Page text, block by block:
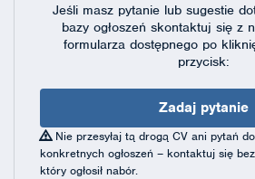
Jeśli masz pytanie lub sugestie
bazy ogłoszeń skontaktuj się z
formularza dostępnegopo
przycisk:
Zadaj pytanie
Nie przesyłaj tą drogą CV ani pytań
konkretnych ogłoszeń – kontaktuj się
który ogłosił nabór.